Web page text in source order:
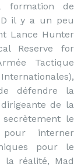
formation de
il y a un peu
Lance Hunter
Reserve for
Tactique
défendre la
de la
le
pour interner
pour le
réalité, Mad